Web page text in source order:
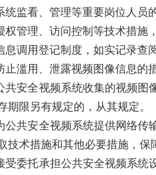
统监看、管理等重要岗位人员
权管理、访问控制等技术措
息调用登记制度，如实记录
止滥用、泄露视频图像信息的
安全视频系统收集的视频图
期限另有规定的，从其规定。
共安全视频系统提供网络传
技术措施和其他必要措施，保
委托承担公共安全视频系统